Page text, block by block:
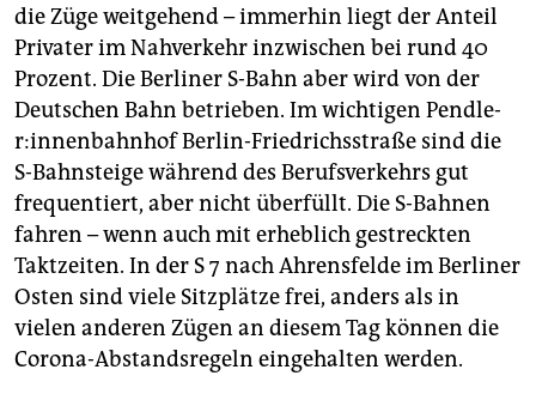
die Züge weitgehend – immerhin liegt der Anteil
Privater im Nahverkehr inzwischen bei rund 40
Prozent. Die Berliner S-Bahn aber wird von der
Deutschen Bahn betrieben. Im wichtigen Pend­le­
r:in­nen­bahn­hof Berlin-Friedrichsstraße sind die
S-Bahnsteige während des Berufsverkehrs gut
frequentiert, aber nicht überfüllt. Die S-Bahnen
fahren – wenn auch mit erheblich gestreckten
Taktzeiten. In der S 7 nach Ahrensfelde im Berliner
Osten sind viele Sitzplätze frei, anders als in
vielen anderen Zügen an diesem Tag können die
Corona-Abstandsregeln eingehalten werden.